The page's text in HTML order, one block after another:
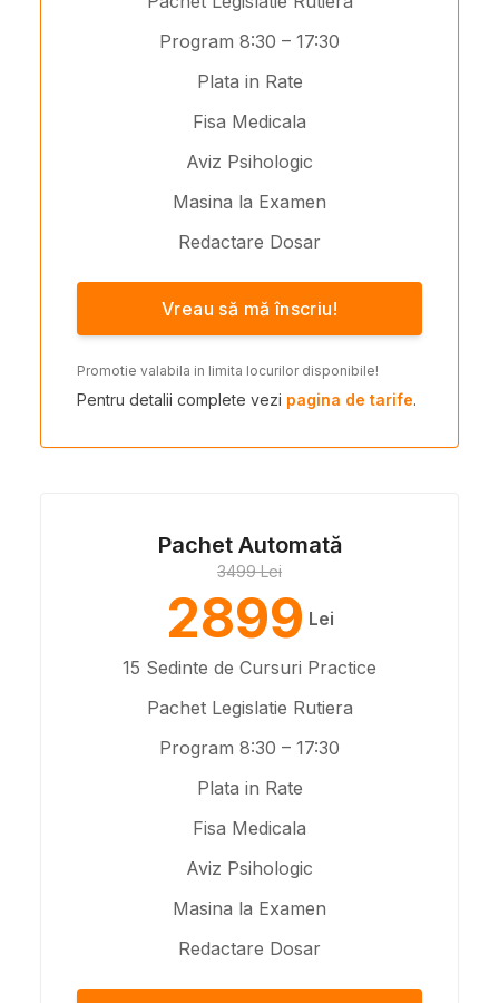
Program 8:30 – 17:30
Plata in Rate
Fisa Medicala
Aviz Psihologic
Masina la Examen
Redactare Dosar
Vreau să mă înscriu!
Promotie valabila in limita locurilor disponibile!
Pentru detalii complete vezi pagina de tarife.
Pachet Automată
3499 Lei
2899 Lei
15 Sedinte de Cursuri Practice
Pachet Legislatie Rutiera
Program 8:30 – 17:30
Plata in Rate
Fisa Medicala
Aviz Psihologic
Masina la Examen
Redactare Dosar